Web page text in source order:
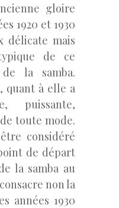
gloire
1920 et 1930
délicate mais
de ce
la samba.
quant à elle a
puissante,
toute mode.
considéré
de départ
la samba au
non la
années 1930